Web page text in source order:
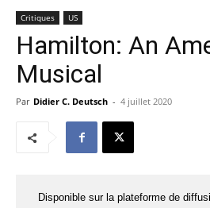
Critiques US
Hamilton: An
Musical
Par Didier C. Deutsch - 4 juillet 2020
Disponible sur la plateforme de